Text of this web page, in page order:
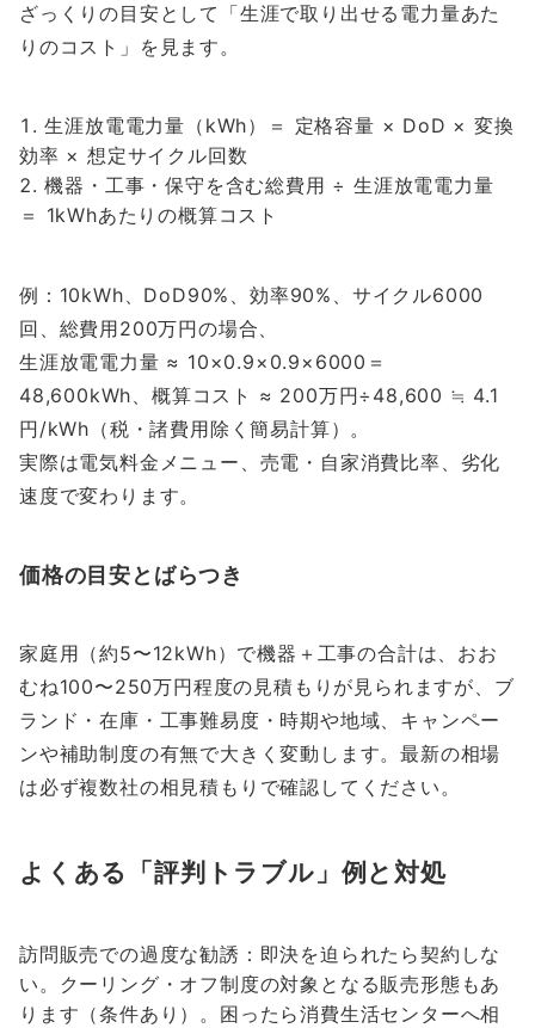
ざっくりの目安として「生涯で取り出せる電力量あた
りのコスト」を見ます。
生涯放電電力量（kWh）＝ 定格容量 × DoD × 変換
効率 × 想定サイクル回数
機器・工事・保守を含む総費用 ÷ 生涯放電電力量
＝ 1kWhあたりの概算コスト
例：10kWh、DoD90%、効率90%、サイクル6000
回、総費用200万円の場合、
生涯放電電力量 ≈ 10×0.9×0.9×6000＝
48,600kWh、概算コスト ≈ 200万円÷48,600 ≒ 4.1
円/kWh（税・諸費用除く簡易計算）。
実際は電気料金メニュー、売電・自家消費比率、劣化
速度で変わります。
価格の目安とばらつき
家庭用（約5〜12kWh）で機器＋工事の合計は、おお
むね100〜250万円程度の見積もりが見られますが、ブ
ランド・在庫・工事難易度・時期や地域、キャンペー
ンや補助制度の有無で大きく変動します。最新の相場
は必ず複数社の相見積もりで確認してください。
よくある「評判トラブル」例と対処
訪問販売での過度な勧誘：即決を迫られたら契約しな
い。クーリング・オフ制度の対象となる販売形態もあ
ります（条件あり）。困ったら消費生活センターへ相